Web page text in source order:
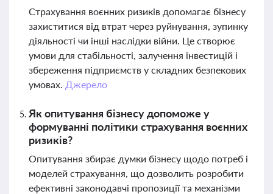
Страхування воєнних ризиків допомагає бізнесу
захиститися від втрат через руйнування, зупинку
діяльності чи інші наслідки війни. Це створює
умови для стабільності, залучення інвестицій і
збереження підприємств у складних безпекових
умовах. Джерело
Як опитування бізнесу допоможе у
формуванні політики страхування воєнних
ризиків?
Опитування збирає думки бізнесу щодо потреб і
моделей страхування, що дозволить розробити
ефективні законодавчі пропозиції та механізми